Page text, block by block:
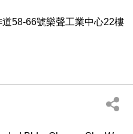
58-66號樂聲工業中心22樓